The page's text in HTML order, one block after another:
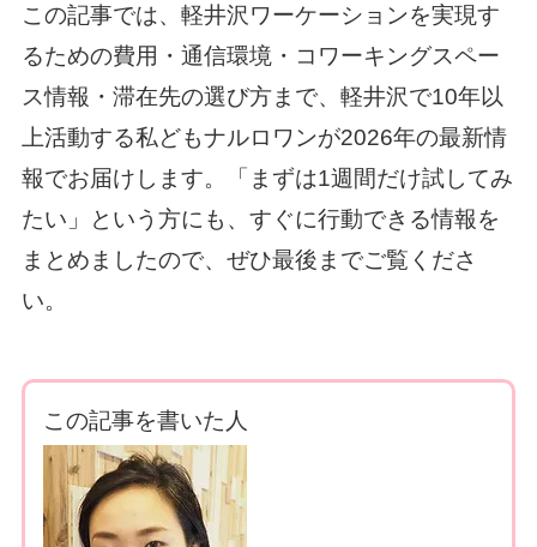
この記事では、軽井沢ワーケーションを実現す
るための費用・通信環境・コワーキングスペー
ス情報・滞在先の選び方まで、軽井沢で10年以
上活動する私どもナルロワンが2026年の最新情
報でお届けします。「まずは1週間だけ試してみ
たい」という方にも、すぐに行動できる情報を
まとめましたので、ぜひ最後までご覧くださ
い。
この記事を書いた人